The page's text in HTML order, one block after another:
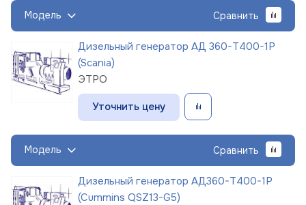
Модель Сравнить
Дизельный генератор АД 360-Т400-1Р
(Scania)
ЭТРО
Уточнить цену
Модель Сравнить
Дизельный генератор АД360-Т400-1Р
(Cummins QSZ13-G5)